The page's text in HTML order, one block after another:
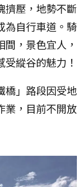
擠壓，地勢不斷
為自行車道。騎
，景色宜人，
縱谷的魅力！
橋」路段因受地
業，目前不開放